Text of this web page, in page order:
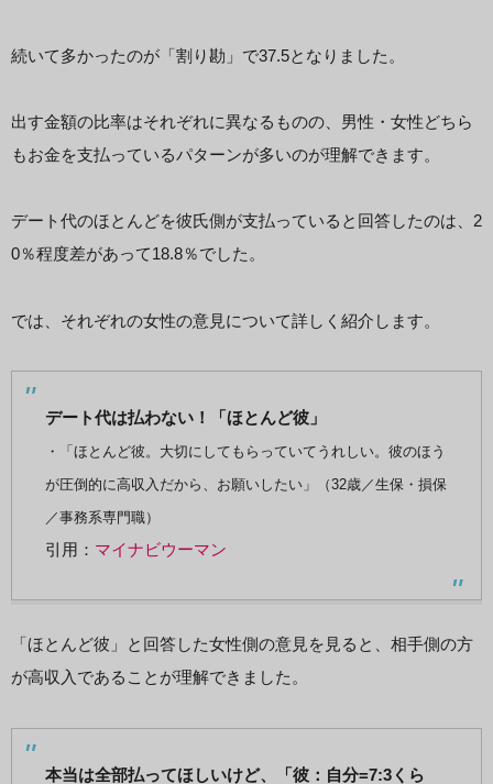
続いて多かったのが「割り勘」で37.5となりました。
出す金額の比率はそれぞれに異なるものの、男性・女性どちら
もお金を支払っているパターンが多いのが理解できます。
デート代のほとんどを彼氏側が支払っていると回答したのは、2
0％程度差があって18.8％でした。
では、それぞれの女性の意見について詳しく紹介します。
デート代は払わない！「ほとんど彼」
・「ほとんど彼。大切にしてもらっていてうれしい。彼のほう
が圧倒的に高収入だから、お願いしたい」（32歳／生保・損保
／事務系専門職）
引用： マイナビウーマン
「ほとんど彼」と回答した女性側の意見を見ると、相手側の方
が高収入であることが理解できました。
本当は全部払ってほしいけど、「彼：自分=7:3くら